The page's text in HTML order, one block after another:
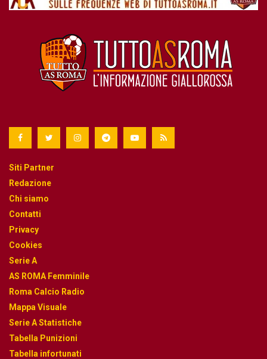
Siti Partner
Redazione
Chi siamo
Contatti
Privacy
Cookies
Serie A
AS ROMA Femminile
Roma Calcio Radio
Mappa Visuale
Serie A Statistiche
Tabella Punizioni
Tabella infortunati